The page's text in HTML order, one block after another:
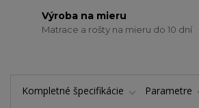
Výroba na mieru
Matrace a rošty na mieru do 10 dní
Kompletné špecifikácie
Parametre